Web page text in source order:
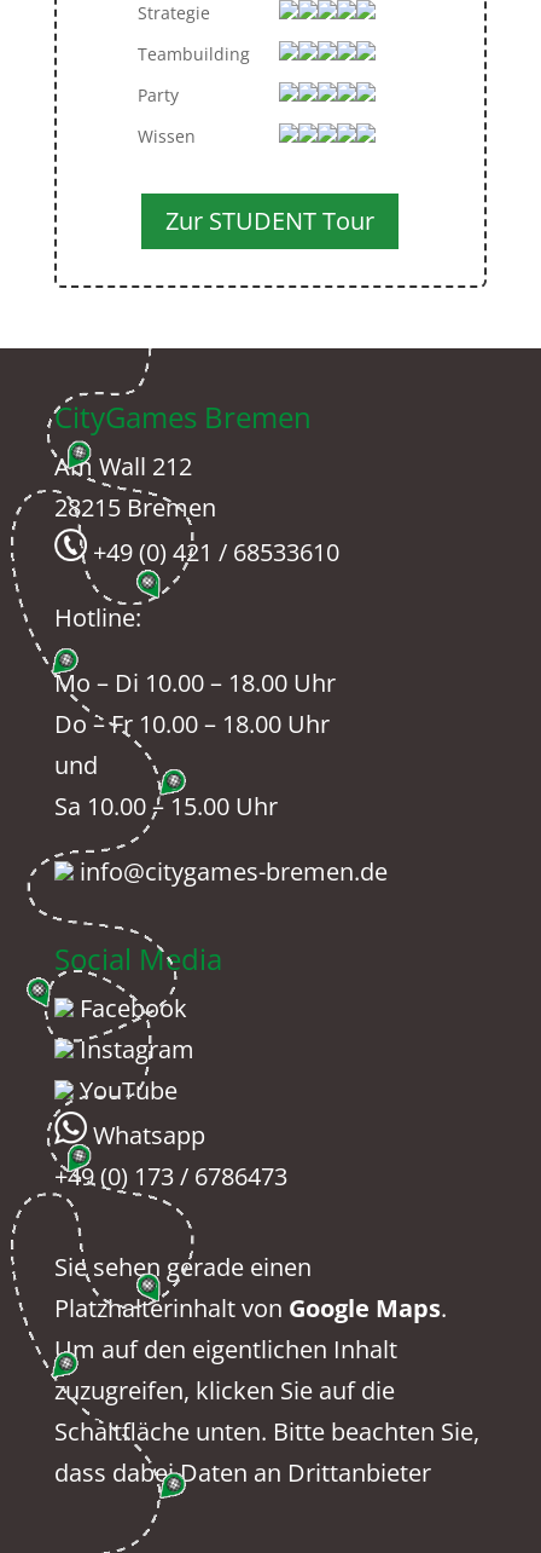
Strategie
Teambuilding
Party
Wissen
Zur STUDENT Tour
CityGames Bremen
Am Wall 212
28215 Bremen
+49 (0) 421 / 68533610
Hotline:
Mo – Di 10.00 – 18.00 Uhr
Do – Fr 10.00 – 18.00 Uhr
und
Sa 10.00 – 15.00 Uhr
info@citygames-bremen.de
Social Media
Facebook
Instagram
YouTube
Whatsapp
+49 (0) 173 / 6786473
Sie sehen gerade einen
Platzhalterinhalt von Google Maps.
Um auf den eigentlichen Inhalt
zuzugreifen, klicken Sie auf die
Schaltfläche unten. Bitte beachten Sie,
dass dabei Daten an Drittanbieter
weitergegeben werden.